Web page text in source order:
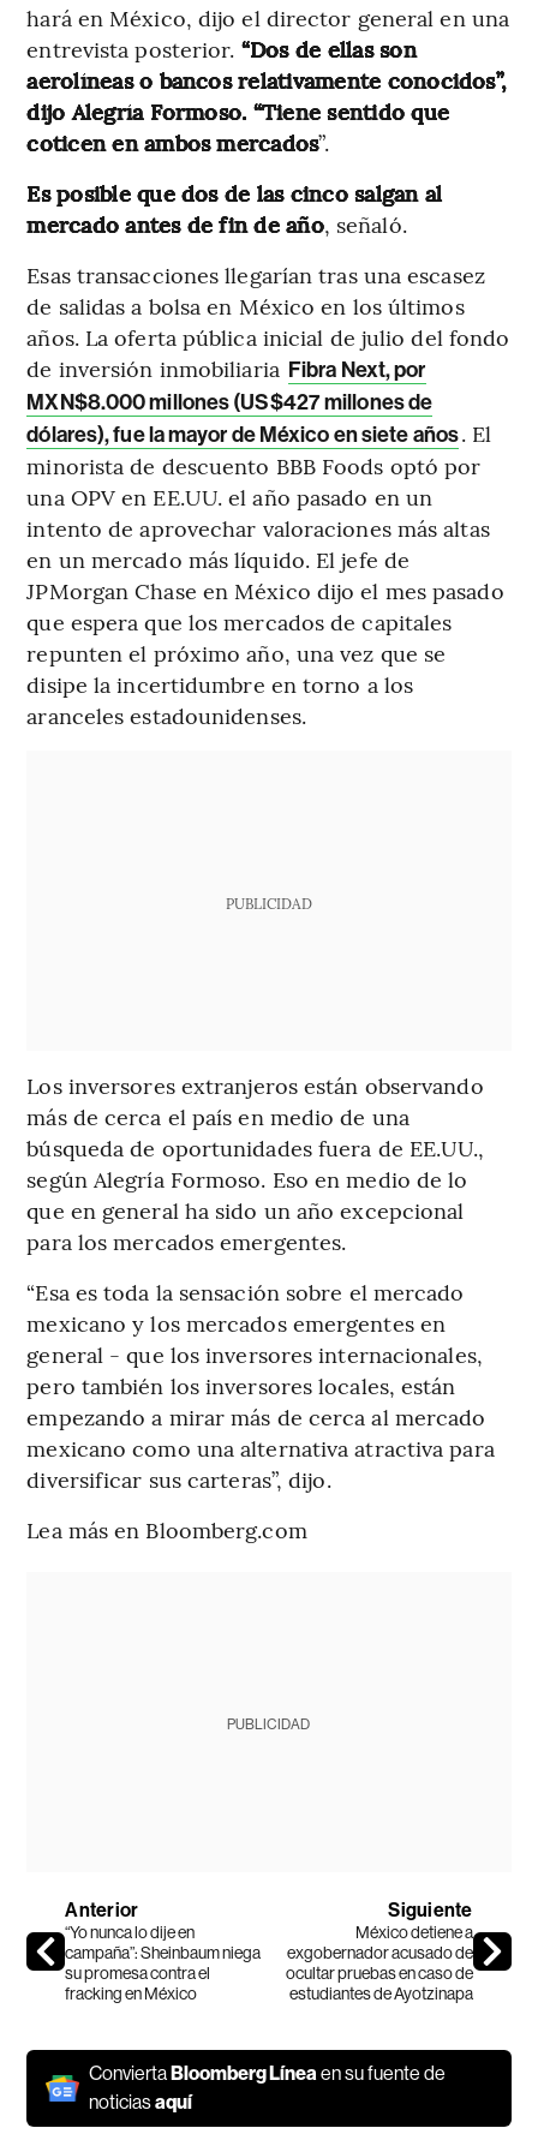
hará en México, dijo el director general en una
entrevista posterior. “Dos de ellas son
aerolíneas o bancos relativamente conocidos”,
dijo Alegría Formoso. “Tiene sentido que
coticen en ambos mercados”.
Es posible que dos de las cinco salgan al
mercado antes de fin de año, señaló.
Esas transacciones llegarían tras una escasez
de salidas a bolsa en México en los últimos
años. La oferta pública inicial de julio del fondo
de inversión inmobiliaria Fibra Next, por
MXN$8.000 millones (US$427 millones de
dólares), fue la mayor de México en siete años. El
minorista de descuento BBB Foods optó por
una OPV en EE.UU. el año pasado en un
intento de aprovechar valoraciones más altas
en un mercado más líquido. El jefe de
JPMorgan Chase en México dijo el mes pasado
que espera que los mercados de capitales
repunten el próximo año, una vez que se
disipe la incertidumbre en torno a los
aranceles estadounidenses.
PUBLICIDAD
Los inversores extranjeros están observando
más de cerca el país en medio de una
búsqueda de oportunidades fuera de EE.UU.,
según Alegría Formoso. Eso en medio de lo
que en general ha sido un año excepcional
para los mercados emergentes.
“Esa es toda la sensación sobre el mercado
mexicano y los mercados emergentes en
general - que los inversores internacionales,
pero también los inversores locales, están
empezando a mirar más de cerca al mercado
mexicano como una alternativa atractiva para
diversificar sus carteras”, dijo.
Lea más en Bloomberg.com
PUBLICIDAD
Anterior
“Yo nunca lo dije en
campaña”: Sheinbaum niega
su promesa contra el
fracking en México
Siguiente
México detiene a
exgobernador acusado de
ocultar pruebas en caso de
estudiantes de Ayotzinapa
ConviertaBloomberg Líneaen su fuente de
noticiasaquí